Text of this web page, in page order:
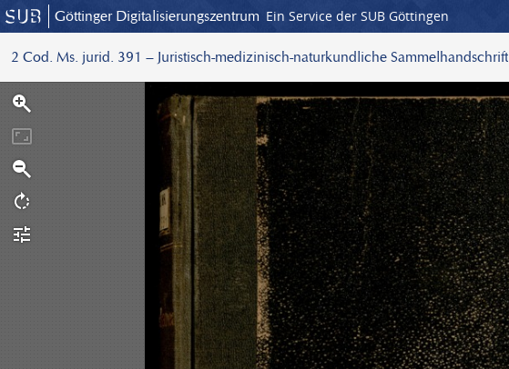
Göttinger Digitalisierungszentrum Ein Service der SUB Göttingen
2 Cod. Ms. jurid. 391 – Juristisch-medizinisch-naturkundliche Sammelhandschrift